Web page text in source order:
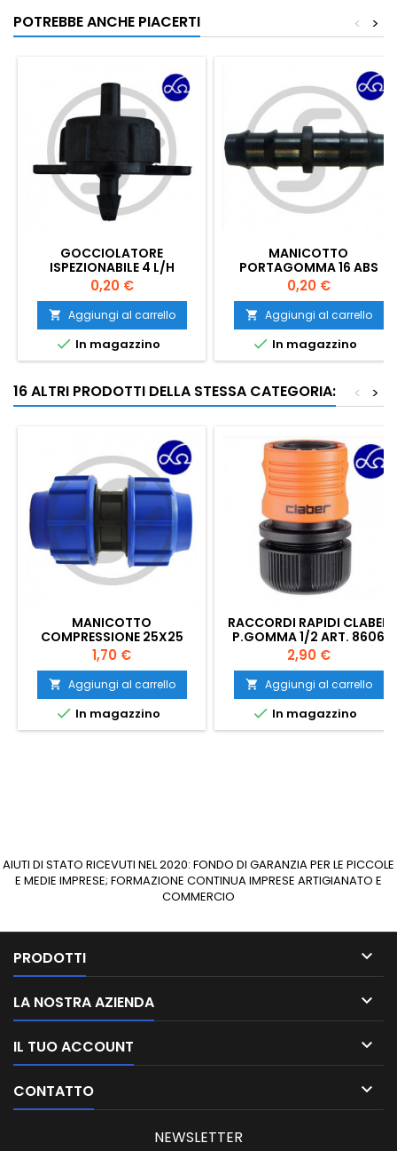
POTREBBE ANCHE PIACERTI >
<
GOCCIOLATORE
ISPEZIONABILE 4 L/H
Prezzo
0,20 €
 Aggiungi al carrello
 In magazzino
MANICOTTO
PORTAGOMMA 16 ABS
Prezzo
0,20 €
 Aggiungi al carrello
 In magazzino
16 ALTRI PRODOTTI DELLA STESSA CATEGORIA: >
<
MANICOTTO
COMPRESSIONE 25X25
PN16
Prezzo
1,70 €
 Aggiungi al carrello
 In magazzino
RACCORDI RAPIDI CLABER
P.GOMMA 1/2 ART. 8606
Prezzo
2,90 €
 Aggiungi al carrello
 In magazzino
AIUTI DI STATO RICEVUTI NEL 2020: FONDO DI GARANZIA PER LE PICCOLE
E MEDIE IMPRESE; FORMAZIONE CONTINUA IMPRESE ARTIGIANATO E
COMMERCIO
PRODOTTI 
LA NOSTRA AZIENDA 
IL TUO ACCOUNT 
CONTATTO 
NEWSLETTER